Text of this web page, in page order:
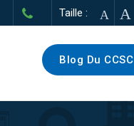
Taille : A A
Blog Du CCSC